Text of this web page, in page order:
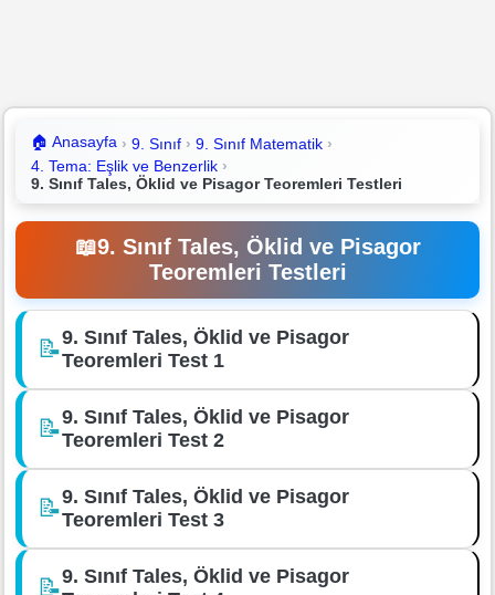
🏠 Anasayfa 9. Sınıf
9. Sınıf Matematik
4. Tema: Eşlik ve Benzerlik
9. Sınıf Tales, Öklid ve Pisagor Teoremleri Testleri
📖9. Sınıf Tales, Öklid ve Pisagor
Teoremleri Testleri
📝9. Sınıf Tales, Öklid ve Pisagor
Teoremleri Test 1
📝9. Sınıf Tales, Öklid ve Pisagor
Teoremleri Test 2
📝9. Sınıf Tales, Öklid ve Pisagor
Teoremleri Test 3
📝9. Sınıf Tales, Öklid ve Pisagor